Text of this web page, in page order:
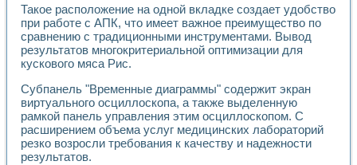
Управление температурой газовой среды специальной
Разработка программного обеспечения с
Использование технологий NATIONAL INSTRUMENTS
Оборудование для промышленной термотрансферной
Автоматизация реометрических исследований на базе
Применение измерителя иммитанса для исследова¬ния
Исследование электромагнитных переходных процессов
Стенд для исследования электрических переходных
Автоматизация контроля сварных швов на базе
Измерительный контроль с применением
Моделирование надежности и эффективности систем
Такое расположение на одной вкладке создает удобство
при работе с АПК, что имеет важное преимущество по
сравнению с традиционными инструментами. Вывод
результатов многокритериальной оптимизации для
кускового мяса Рис.
Субпанель "Временные диаграммы" содержит экран
виртуального осциллоскопа, а также выделенную
рамкой панель управления этим осциллоскопом. С
расширением объема услуг медицинских лабораторий
резко возросли требования к качеству и надежности
результатов.